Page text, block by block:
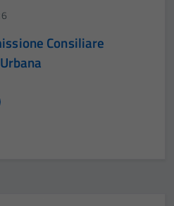
Consiliare
Tecnici